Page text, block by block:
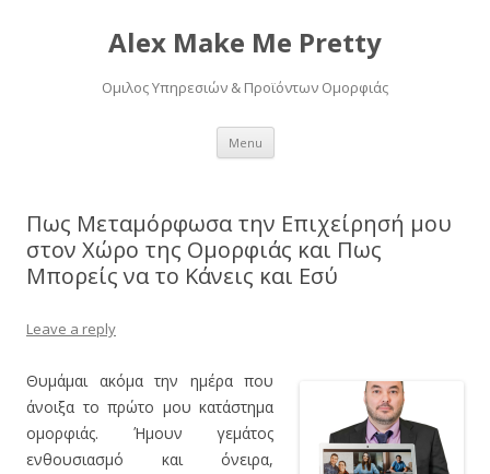
Alex Make Me Pretty
Ομιλος Υπηρεσιών & Προϊόντων Ομορφιάς
Menu Skip
content
Πως Μεταμόρφωσα την Επιχείρησή μου
στον Χώρο της Ομορφιάς και Πως
Μπορείς να το Κάνεις και Εσύ
Leave a reply
Θυμάμαι ακόμα την ημέρα που
άνοιξα το πρώτο μου κατάστημα
ομορφιάς. Ήμουν γεμάτος
ενθουσιασμό και όνειρα,